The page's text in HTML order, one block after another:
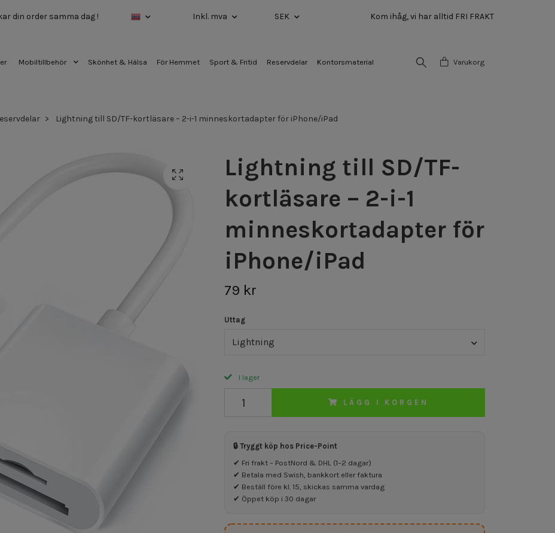
din order samma dag ! Inkl. mva SEK Kom ihåg, vi har alltid FRI FRAKT
Mobiltillbehör Skönhet & Hälsa För Hemmet Sport & Fritid Reservdelar Kontorsmaterial Varukorg
Lightning till SD/TF-kortläsare – 2-i-1 minneskortadapter för iPhone/iPad
Lightning till SD/TF-
kortläsare – 2-i-1
minneskortadapter för
iPhone/iPad
79 kr
Uttag
Lightning
I lager
LÄGG I KORGEN
🔒 Tryggt köp hos Price-Point
✔ Fri frakt – PostNord & DHL (1–2 dagar)
✔ Betala med Swish, bankkort eller faktura
✔ Beställ före kl. 15, skickas samma vardag
✔ Öppet köp i 30 dagar